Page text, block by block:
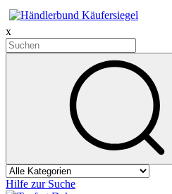
x
Hilfe zur Suche